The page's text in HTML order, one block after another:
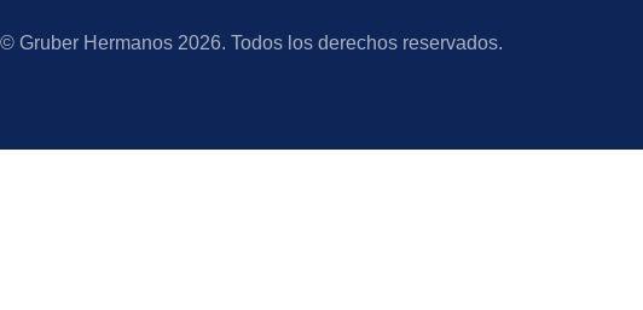
© Gruber Hermanos 2026. Todos los derechos reservados.